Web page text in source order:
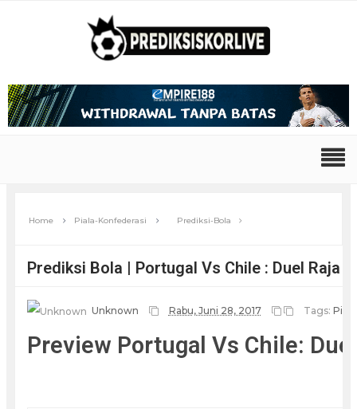
Home Piala-Konfederasi Prediksi-Bola
Prediksi Bola | Portugal Vs Chile : Duel Raja
Unknown Rabu, Juni 28, 2017 Tags:
Preview Portugal Vs Chile: